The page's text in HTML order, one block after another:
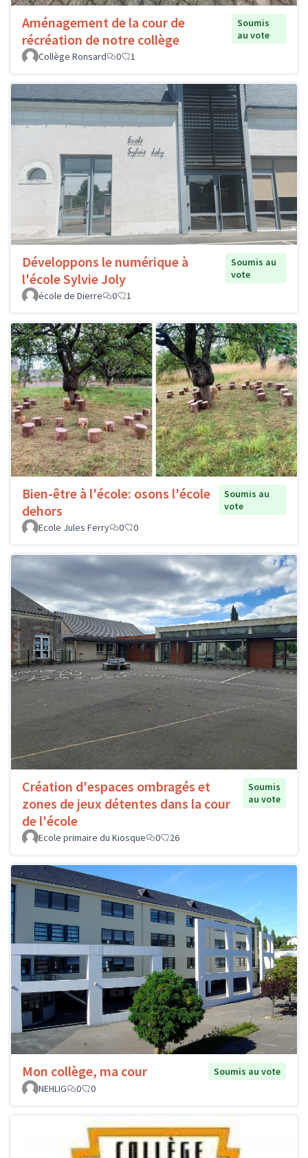
Aménagement de la cour de
récréation de notre collège
Soumis
au vote
Collège Ronsard
0 1
Développons le numérique à
l'école Sylvie Joly
Soumis au
vote
école de Dierre
0 1
Bien-être à l'école: osons l'école
dehors
Soumis au
vote
Ecole Jules Ferry
0 0
Création d'espaces ombragés et
zones de jeux détentes dans la cour
de l'école
Soumis
au vote
Ecole primaire du Kiosque 0 26
Mon collège, ma cour
Soumis au vote
NEHLIG
0 0